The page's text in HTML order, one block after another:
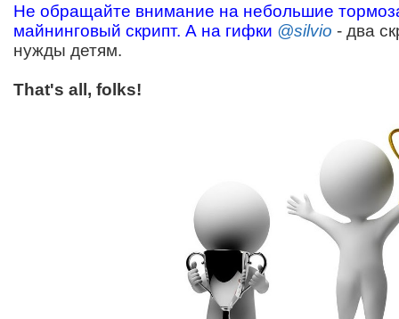
Не обращайте внимание на небольшие
майнинговый скрипт. А на гифки @silvio - два
нужды детям.
That's all, folks!